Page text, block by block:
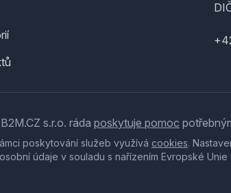
s.r.o. ráda poskytuje pomoc
poskytování služeb využívá cookies.
údaje v souladu s nařízením Evropské Unie